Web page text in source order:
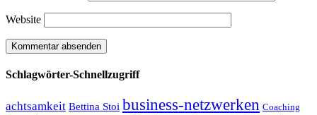
Website
Schlagwörter-Schnellzugriff
achtsamkeit Bettina Stoi business-netzwerken Coaching